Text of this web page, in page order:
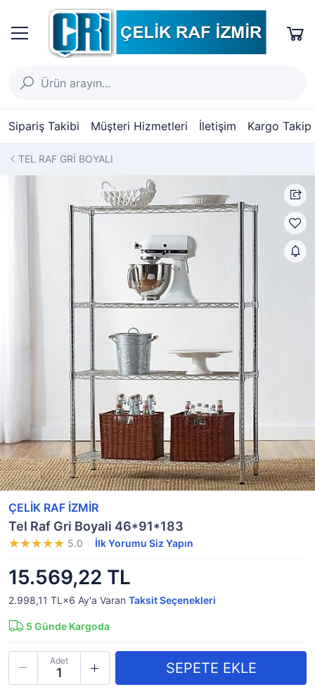
Sipariş Takibi Müşteri Hizmetleri İletişim Kargo Takip
TEL RAF GRİ BOYALI
ÇELİK RAF İZMİR
Tel Raf Gri Boyali 46*91*183
5.0 İlk Yorumu Siz Yapın
15.569,22 TL
2.998,11 TL×6 Ay'a Varan Taksit Seçenekleri
5 Günde Kargoda
Adet